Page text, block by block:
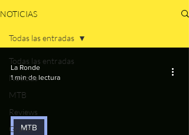
NOTICIAS
Todas las entradas
Noticias
MTB
Reviews
Gravel
Todas las entradas
MTB
La Ronde
1 min de lectura